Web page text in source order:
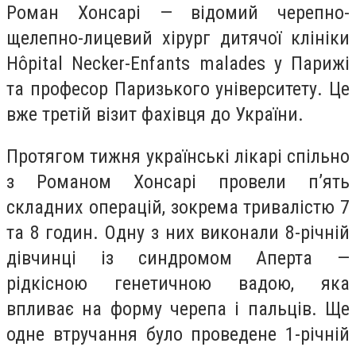
Роман Хонсарі — відомий черепно-
щелепно-лицевий хірург дитячої клініки
Hôpital Necker-Enfants malades у Парижі
та професор Паризького університету. Це
вже третій візит фахівця до України.
Протягом тижня українські лікарі спільно
з Романом Хонсарі провели п’ять
складних операцій, зокрема тривалістю 7
та 8 годин. Одну з них виконали 8-річній
дівчинці із синдромом Аперта —
рідкісною генетичною вадою, яка
впливає на форму черепа і пальців. Ще
одне втручання було проведене 1-річній